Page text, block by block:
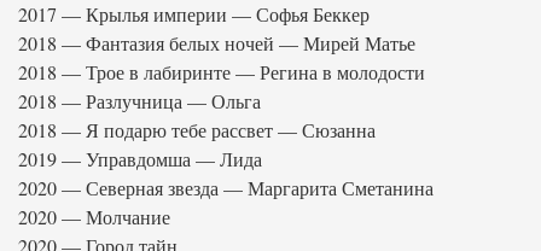
2017 — Крылья империи — Софья Беккер
2018 — Фантазия белых ночей — Мирей Матье
2018 — Трое в лабиринте — Регина в молодости
2018 — Разлучница — Ольга
2018 — Я подарю тебе рассвет — Сюзанна
2019 — Управдомша — Лида
2020 — Северная звезда — Маргарита Сметанина
2020 — Молчание
2020 — Город тайн